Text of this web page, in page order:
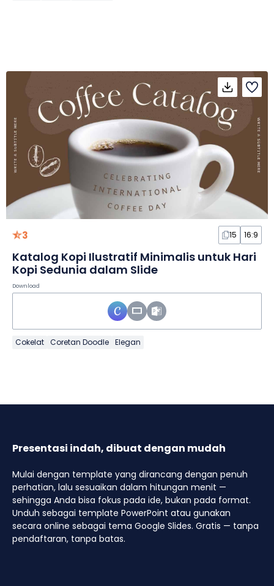
3 15 16:9
Katalog Kopi Ilustratif Minimalis untuk Hari
Kopi Sedunia dalam Slide
Download
Cokelat Coretan Doodle Elegan
Presentasi indah, dibuat dengan mudah
Mulai dengan template yang dirancang dengan penuh
perhatian, lalu sesuaikan dalam hitungan menit —
sehingga Anda bisa fokus pada ide, bukan pada format.
Unduh sebagai template PowerPoint atau gunakan
secara online sebagai tema Google Slides. Gratis — tanpa
pendaftaran, tanpa batas.